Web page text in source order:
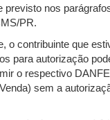
previsto nos
PR.
o contribuinte que
para autorização
o respectivo
sem a